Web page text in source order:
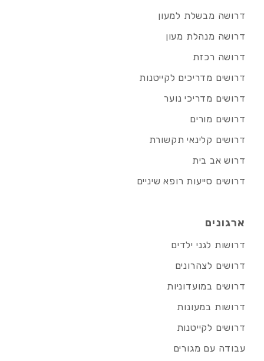
דרושה מבשלת למעון
דרושה מנהלת מעון
דרושה רכזת
דרושים מדריכים לקייטנות
דרושים מדריכי נוער
דרושים מורים
דרושים קלינאי תקשורת
דרוש אב בית
דרושים סייעות רופא שיניים
ארגונים
דרושות לגני ילדים
דרושים לצהרונים
דרושים במועדוניות
דרושות במעונות
דרושים לקייטנות
עבודה עם מגורים